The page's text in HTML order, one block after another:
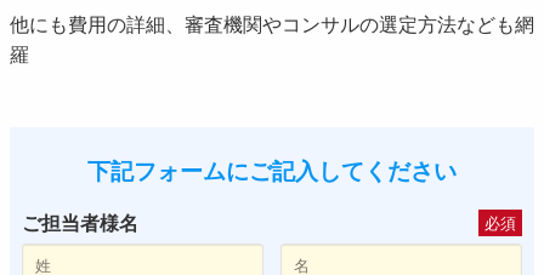
他にも費用の詳細、審査機関やコンサルの選定方法なども網
羅
下記フォームにご記入してください
ご担当者様名 必須